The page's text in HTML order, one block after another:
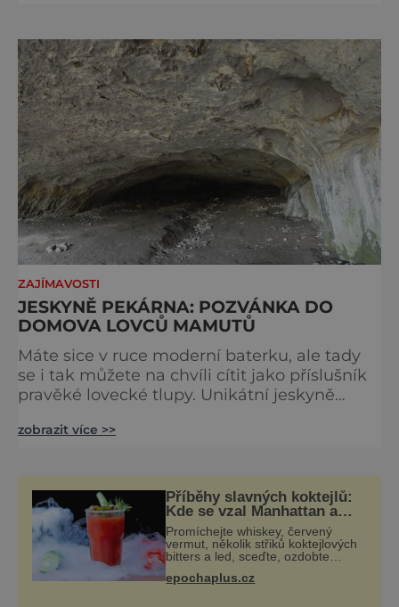
sezóny v Koněpruských jeskyních na Zlatém
koni v Českém krasu je naplánován v sobotu
od 9:00 do 16:00. „Buďte
ZAJÍMAVOSTI
JESKYNĚ PEKÁRNA: POZVÁNKA DO
DOMOVA LOVCŮ MAMUTŮ
Máte sice v ruce moderní baterku, ale tady
se i tak můžete na chvíli cítit jako příslušník
pravěké lovecké tlupy. Unikátní jeskyně
nespočet a svou atmosféru si zachovala
poměrně jasnou představu, kde svou tlupu
prehistorických lidí ubytuje. Jeskyně, která
mu posloužila za vzor,
zobrazit více >>
Příběhy slavných koktejlů:
Kde se vzal Manhattan a
Bloody Mary?
Promíchejte whiskey, červený
vermut, několik střiků koktejlových
bitters a led, sceďte, ozdobte
Manhattan je tu! A pokud to má být
epochaplus.cz